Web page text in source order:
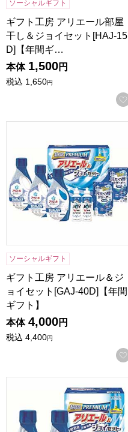
ソーシャルギフト
ギフト工房 アリエール部屋
干し＆ジョイセット[HAJ-15
D]【年間ギ…
本体 1,500円
税込 1,650円
ソーシャルギフト
ギフト工房 アリエール＆ジ
ョイセット[GAJ-40D]【年間
ギフト】
本体 4,000円
税込 4,400円